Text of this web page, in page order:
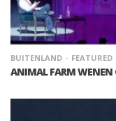
BUITENLAND FEATURED
ANIMAL FARM WENEN